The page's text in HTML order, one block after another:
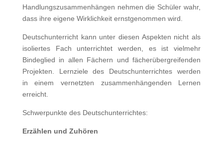
Handlungszusammenhängen nehmen die Schüler wahr,
dass ihre eigene Wirklichkeit ernstgenommen wird.
Deutschunterricht kann unter diesen Aspekten nicht als
isoliertes Fach unterrichtet werden, es ist vielmehr
Bindeglied in allen Fächern und fächerübergreifenden
Projekten. Lernziele des Deutschunterrichtes werden
in einem vernetzten zusammenhängenden Lernen
erreicht.
Schwerpunkte des Deutschunterrichtes:
Erzählen und Zuhören